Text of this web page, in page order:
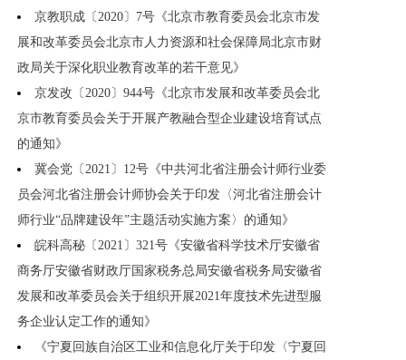
京教职成〔2020〕7号《北京市教育委员会北京市发
展和改革委员会北京市人力资源和社会保障局北京市财
政局关于深化职业教育改革的若干意见》
京发改〔2020〕944号《北京市发展和改革委员会北
京市教育委员会关于开展产教融合型企业建设培育试点
的通知》
冀会党〔2021〕12号《中共河北省注册会计师行业委
员会河北省注册会计师协会关于印发〈河北省注册会计
师行业“品牌建设年”主题活动实施方案〉的通知》
皖科高秘〔2021〕321号《安徽省科学技术厅安徽省
商务厅安徽省财政厅国家税务总局安徽省税务局安徽省
发展和改革委员会关于组织开展2021年度技术先进型服
务企业认定工作的通知》
《宁夏回族自治区工业和信息化厅关于印发〈宁夏回